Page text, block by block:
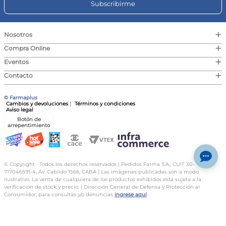
Se recomienda aplicar el perfume sobre la piel limpia y seca,
preferentemente en puntos de pulso como muñecas, cuello
y detrás de las orejas.
¿Es adecuado para uso diario?
Sí, esta fragancia es versátil y puede ser utilizada tanto en
ocasiones especiales como en el día a día.
¿Cuánto dura la fragancia en la piel?
La duración de la fragancia puede variar según el tipo de
piel, pero generalmente ofrece una estela duradera gracias a
su concentración de Eau de Parfum.
Subscribirme
Nosotros +
Compra Online +
Eventos +
Contacto +
© Farmaplus
Cambios y devoluciones | Términos y condiciones
Aviso legal
Botón de
arrepentimiento
© Copyright · Todos los derechos reservados | Pedidos Farma S.A., CUIT 30-
717046591-4, Av. Cabildo 1566, CABA | Las imágenes publicadas son a modo
ilustrativo. La venta de cualquiera de los productos exhibidos está sujeta a la
verificación de stock y precio. | Dirección General de Defensa y Protección al
Consumidor, para consultas y/o denuncias ingrese aquí